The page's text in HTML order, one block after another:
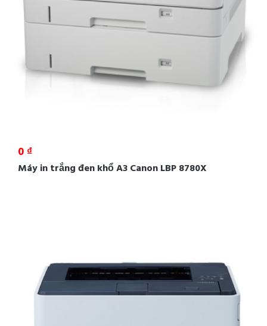
0 ₫
Máy in trắng đen khổ A3 Canon LBP 8780X